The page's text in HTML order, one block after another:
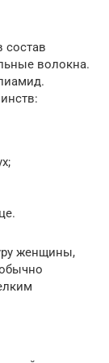
состав
волокна.
женщины,